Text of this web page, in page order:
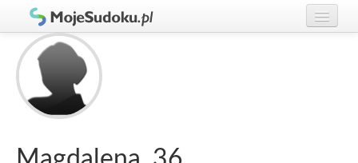
Graj w Sudoku!
Zasady Sudoku
Rankingi
Gracze